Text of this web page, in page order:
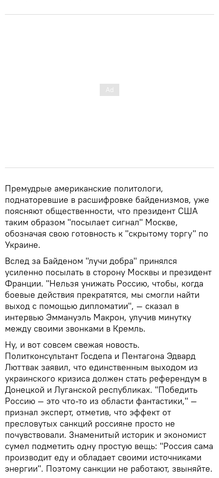
Премудрые американские политологи,
поднаторевшие в расшифровке байденизмов, уже
поясняют общественности, что президент США
таким образом "посылает сигнал" Москве,
обозначая свою готовность к "скрытому торгу" по
Украине.
Вслед за Байденом "лучи добра" принялся
усиленно посылать в сторону Москвы и президент
Франции. "Нельзя унижать Россию, чтобы, когда
боевые действия прекратятся, мы смогли найти
выход с помощью дипломатии", — сказал в
интервью Эммануэль Макрон, улучив минутку
между своими звонками в Кремль.
Ну, и вот совсем свежая новость.
Политконсультант Госдепа и Пентагона Эдвард
Люттвак заявил, что единственным выходом из
украинского кризиса должен стать референдум в
Донецкой и Луганской республиках. "Победить
Россию — это что-то из области фантастики," —
признал эксперт, отметив, что эффект от
пресловутых санкций россияне просто не
почувствовали. Знаменитый историк и экономист
сумел подметить одну простую вещь: "Россия сама
производит еду и обладает своими источниками
энергии". Поэтому санкции не работают, звыняйте.